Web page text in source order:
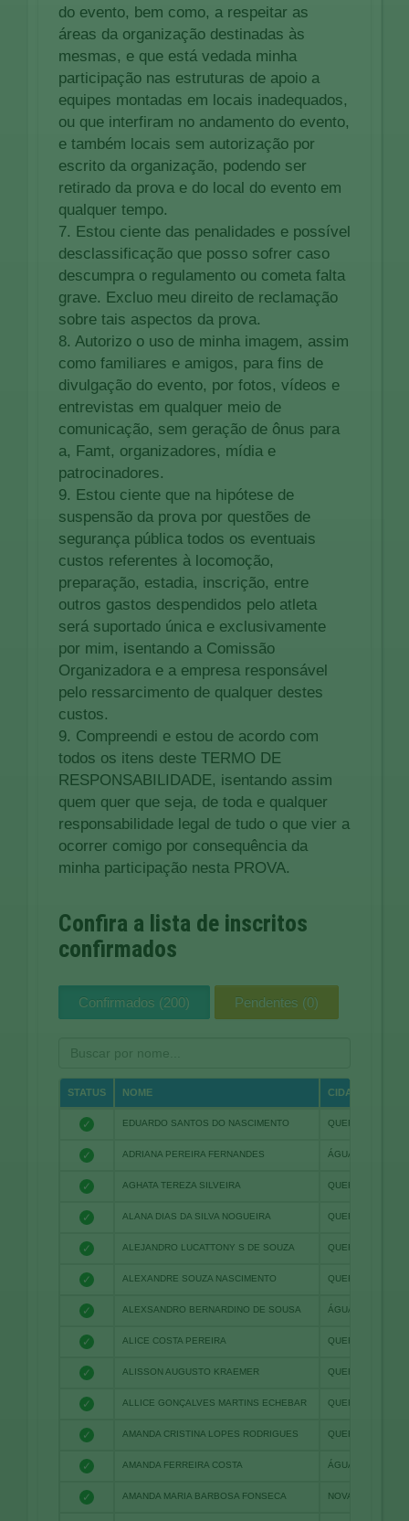
do evento, bem como, a respeitar as
áreas da organização destinadas às
mesmas, e que está vedada minha
participação nas estruturas de apoio a
equipes montadas em locais inadequados,
ou que interfiram no andamento do evento,
e também locais sem autorização por
escrito da organização, podendo ser
retirado da prova e do local do evento em
qualquer tempo.
7. Estou ciente das penalidades e possível
desclassificação que posso sofrer caso
descumpra o regulamento ou cometa falta
grave. Excluo meu direito de reclamação
sobre tais aspectos da prova.
8. Autorizo o uso de minha imagem, assim
como familiares e amigos, para fins de
divulgação do evento, por fotos, vídeos e
entrevistas em qualquer meio de
comunicação, sem geração de ônus para
a, Famt, organizadores, mídia e
patrocinadores.
9. Estou ciente que na hipótese de
suspensão da prova por questões de
segurança pública todos os eventuais
custos referentes à locomoção,
preparação, estadia, inscrição, entre
outros gastos despendidos pelo atleta
será suportado única e exclusivamente
por mim, isentando a Comissão
Organizadora e a empresa responsável
pelo ressarcimento de qualquer destes
custos.
9. Compreendi e estou de acordo com
todos os itens deste TERMO DE
RESPONSABILIDADE, isentando assim
quem quer que seja, de toda e qualquer
responsabilidade legal de tudo o que vier a
ocorrer comigo por consequência da
minha participação nesta PROVA.
Confira a lista de inscritos
confirmados
Confirmados (200) Pendentes (0)
STATUS NOME CIDADE
✓ EDUARDO SANTOS DO NASCIMENTO QUERÊNCIA
✓ ADRIANA PEREIRA FERNANDES ÁGUA BOA
✓ AGHATA TEREZA SILVEIRA QUERÊNCIA
✓ ALANA DIAS DA SILVA NOGUEIRA QUERÊNCIA
✓ ALEJANDRO LUCATTONY S DE SOUZA QUERÊNCIA
✓ ALEXANDRE SOUZA NASCIMENTO QUERÊNCIA
✓ ALEXSANDRO BERNARDINO DE SOUSA ÁGUA BOA
✓ ALICE COSTA PEREIRA QUERÊNCIA
✓ ALISSON AUGUSTO KRAEMER QUERÊNCIA
✓ ALLICE GONÇALVES MARTINS ECHEBAR QUERÊNCIA
✓ AMANDA CRISTINA LOPES RODRIGUES QUERÊNCIA
✓ AMANDA FERREIRA COSTA ÁGUA BOA
✓ AMANDA MARIA BARBOSA FONSECA NOVA XAVANTINA